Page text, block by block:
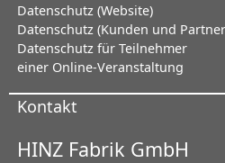
Datenschutz (Website)
Datenschutz (Kunden und
Datenschutz für Teilnehmer
einer Online-Veranstaltung
Kontakt
HINZ Fabrik GmbH